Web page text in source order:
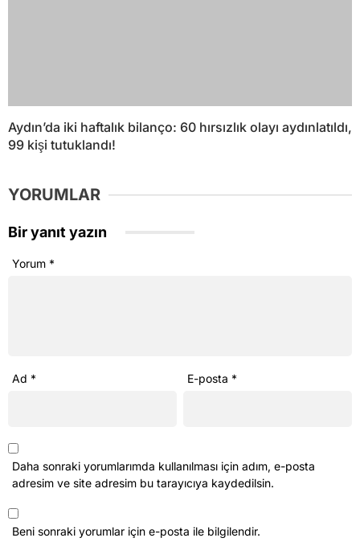
Aydın’da iki haftalık bilanço: 60 hırsızlık olayı aydınlatıldı,
99 kişi tutuklandı!
YORUMLAR
Bir yanıt yazın
Yorum *
Ad * E-posta *
Daha sonraki yorumlarımda kullanılması için adım, e-posta
adresim ve site adresim bu tarayıcıya kaydedilsin.
Beni sonraki yorumlar için e-posta ile bilgilendir.